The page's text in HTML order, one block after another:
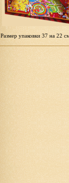
Размер упаковки 37 на 22